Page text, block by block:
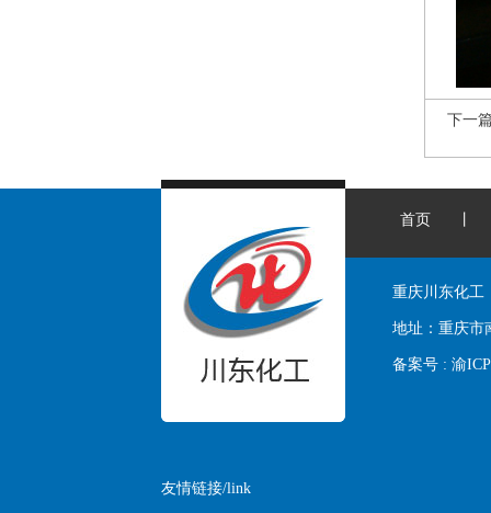
下一
首页
重庆川东化工
地址： 重庆市
备案号 : 渝
友情链接/link